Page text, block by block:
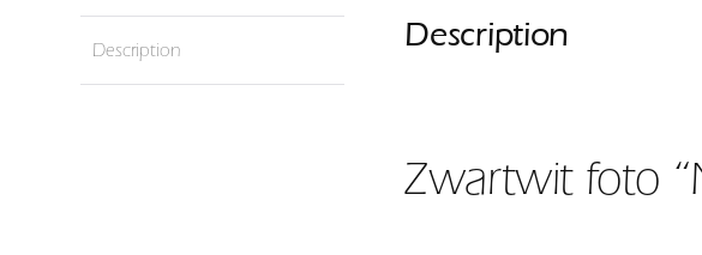
Description Description
Zwartwit foto